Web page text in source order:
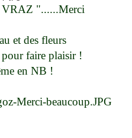
"......Merci
fleurs
plaisir !
!